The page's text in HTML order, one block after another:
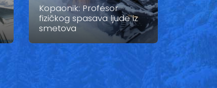
Kopaonik: Profesor
fizičkog spasava ljude iz
smetova